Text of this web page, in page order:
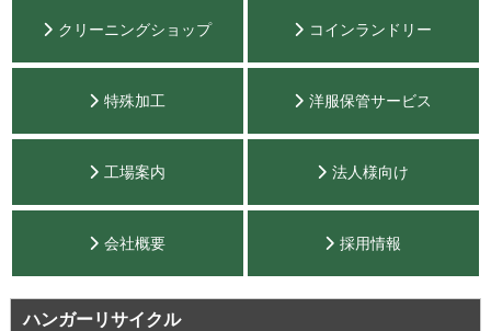
クリーニングショップ コインランドリー
特殊加工 洋服保管サービス
工場案内 法人様向け
会社概要 採用情報
ハンガーリサイクル